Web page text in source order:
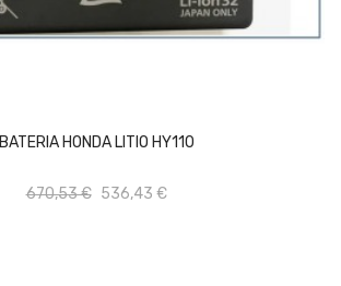
BATERIA HONDA LITIO HY110
670,53 € 536,43 €